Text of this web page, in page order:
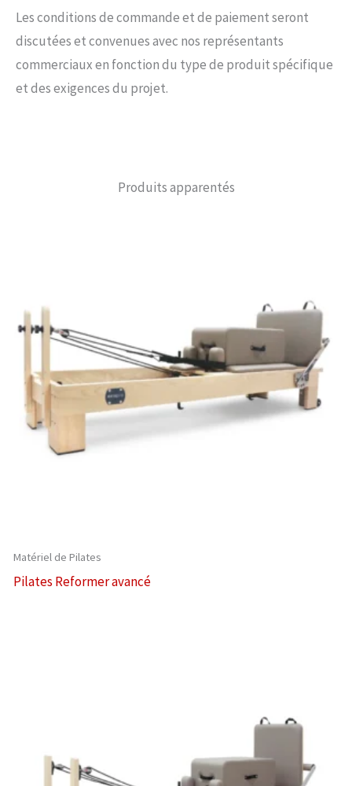
Les conditions de commande et de paiement seront
discutées et convenues avec nos représentants
commerciaux en fonction du type de produit spécifique
et des exigences du projet.
Produits apparentés
Matériel de Pilates
Pilates Reformer avancé